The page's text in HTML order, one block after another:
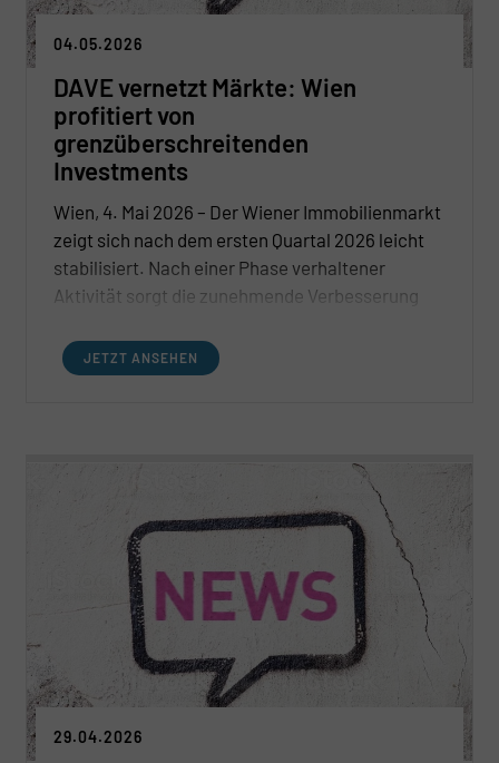
04.05.2026
DAVE vernetzt Märkte: Wien
profitiert von
grenzüberschreitenden
Investments
Wien, 4. Mai 2026 – Der Wiener Immobilienmarkt
zeigt sich nach dem ersten Quartal 2026 leicht
stabilisiert. Nach einer Phase verhaltener
Aktivität sorgt die zunehmende Verbesserung
Planungssicherheit und eine vorsichtige
Belebung des Marktes. Gleichzeitig bleibt das
Wohnungsmarkt hochhält und Investoren
attraktive Perspektiven eröffnet.
JETZT ANSEHEN
29.04.2026